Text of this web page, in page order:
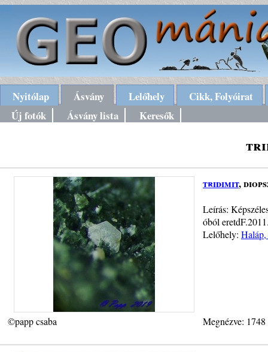
Nyitólap Ásvány Lelőhely
Cikk, Folyóirat
Új fotók
Ásvány lista Keresők
tridimit,
Leírás:
óból
Lelőhely:
©papp csaba Megnézve: